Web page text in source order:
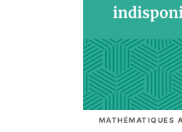
MATHÉMATIQUES